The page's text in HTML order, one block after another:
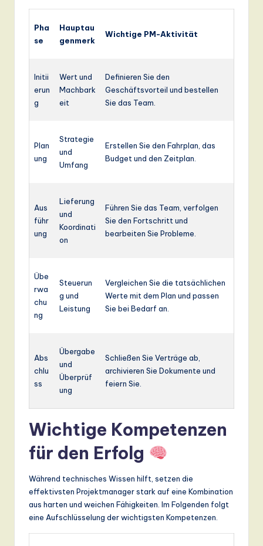
Pha
se
Hauptau
genmerk
Wichtige PM-Aktivität
Initii
erun
g
Wert und
Machbark
eit
Definieren Sie den
Geschäftsvorteil und bestellen
Sie das Team.
Plan
ung
Strategie
und
Umfang
Erstellen Sie den Fahrplan, das
Budget und den Zeitplan.
Aus
führ
ung
Lieferung
und
Koordinati
on
Führen Sie das Team, verfolgen
Sie den Fortschritt und
bearbeiten Sie Probleme.
Übe
rwa
chu
ng
Steuerun
g und
Leistung
Vergleichen Sie die tatsächlichen
Werte mit dem Plan und passen
Sie bei Bedarf an.
Abs
chlu
ss
Übergabe
und
Überprüf
ung
Schließen Sie Verträge ab,
archivieren Sie Dokumente und
feiern Sie.
Wichtige Kompetenzen
für den Erfolg
Während technisches Wissen hilft, setzen die
effektivsten Projektmanager stark auf eine Kombination
aus harten und weichen Fähigkeiten. Im Folgenden folgt
eine Aufschlüsselung der wichtigsten Kompetenzen.